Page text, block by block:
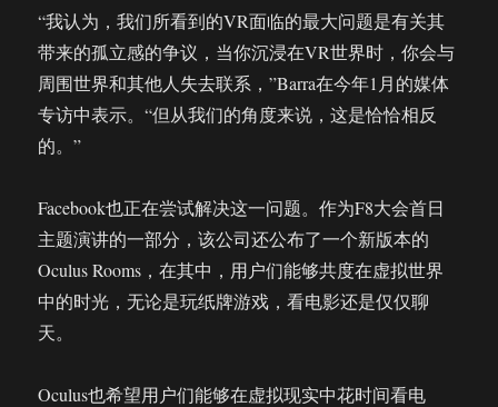
“我认为，我们所看到的VR面临的最大问题是有关其
带来的孤立感的争议，当你沉浸在VR世界时，你会与
周围世界和其他人失去联系，”Barra在今年1月的媒体
专访中表示。“但从我们的角度来说，这是恰恰相反
的。”
Facebook也正在尝试解决这一问题。作为F8大会首日
主题演讲的一部分，该公司还公布了一个新版本的
Oculus Rooms，在其中，用户们能够共度在虚拟世界
中的时光，无论是玩纸牌游戏，看电影还是仅仅聊
天。
Oculus也希望用户们能够在虚拟现实中花时间看电